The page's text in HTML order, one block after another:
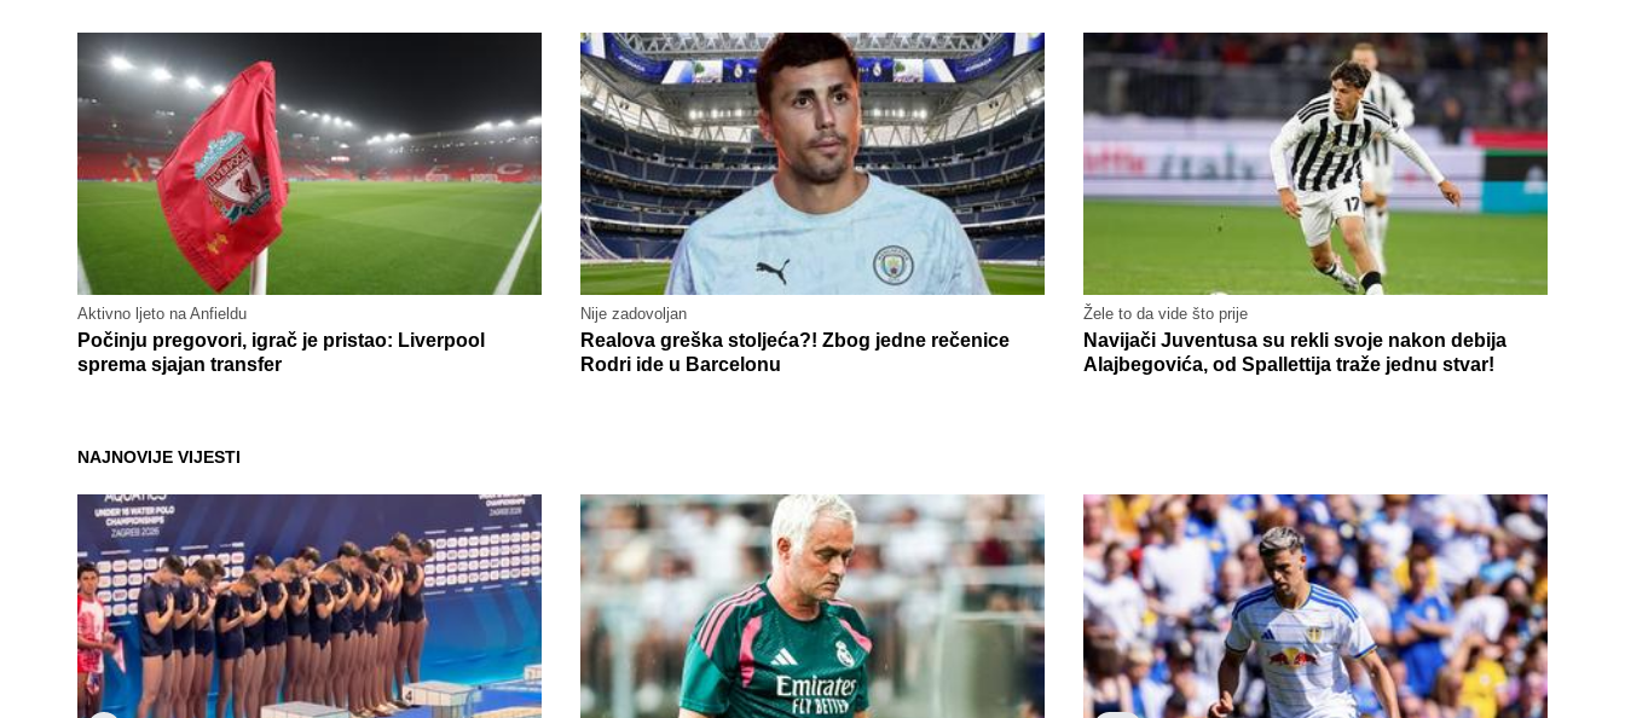
Aktivno ljeto na Anfieldu
Počinju pregovori, igrač je pristao: Liverpool
sprema sjajan transfer
Nije zadovoljan
Realova greška stoljeća?! Zbog jedne rečenice
Rodri ide u Barcelonu
Žele to da vide što prije
Navijači Juventusa su rekli svoje nakon debija
Alajbegovića, od Spallettija traže jednu stvar!
NAJNOVIJE VIJESTI